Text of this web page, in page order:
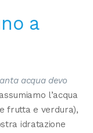
a
acqua devo
l’acqua
frutta e verdura),
idratazione